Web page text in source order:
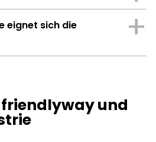
eignet sich die
und